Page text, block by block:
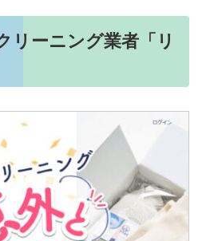
リーニング業者「リ